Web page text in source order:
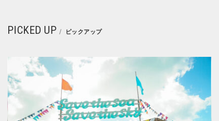
PICKED UP ピックアップ